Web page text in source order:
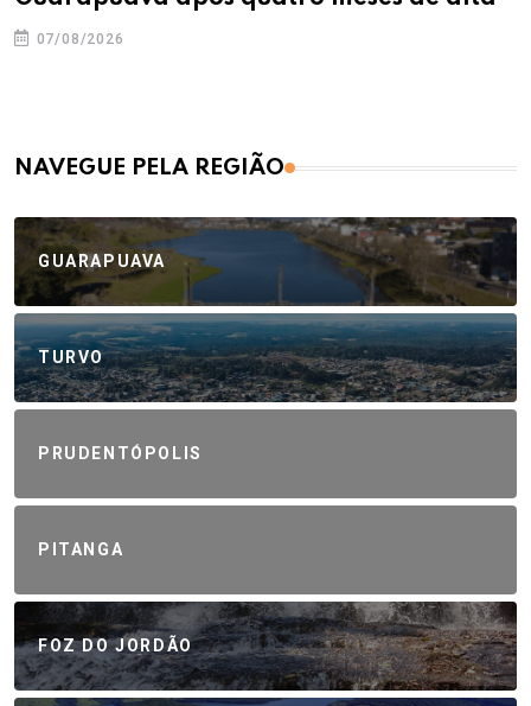
07/08/2026
NAVEGUE PELA REGIÃO
GUARAPUAVA
TURVO
PRUDENTÓPOLIS
PITANGA
FOZ DO JORDÃO